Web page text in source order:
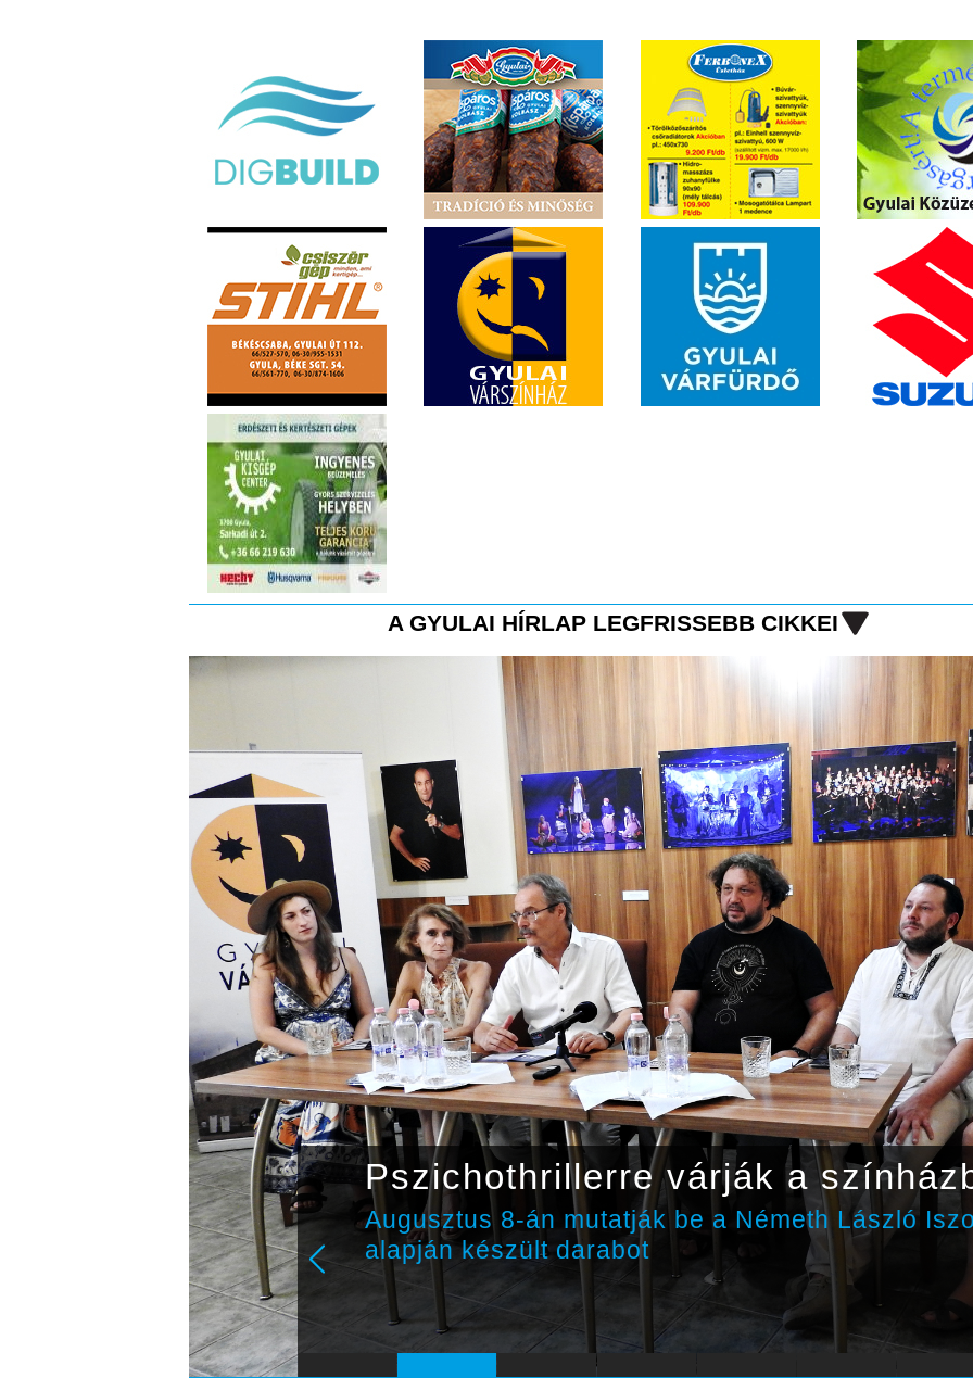
A GYULAI HÍRLAP LEGFRISSEBB CIKKEI
Pszichothrillerre várják a
Augusztus 8-án mutatják be a Németh László
alapján készült darabot